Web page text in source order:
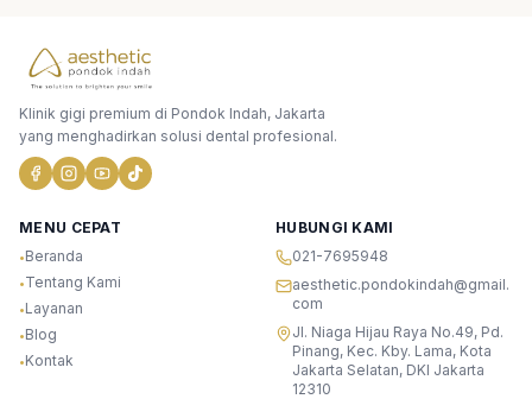
Klinik gigi premium di Pondok Indah, Jakarta
yang menghadirkan solusi dental profesional.
MENU CEPAT
•Beranda
•Tentang Kami
•Layanan
•Blog
•Kontak
HUBUNGI KAMI
021-7695948
aesthetic.pondokindah@gmail.
com
Jl. Niaga Hijau Raya No.49, Pd.
Pinang, Kec. Kby. Lama, Kota
Jakarta Selatan, DKI Jakarta
12310